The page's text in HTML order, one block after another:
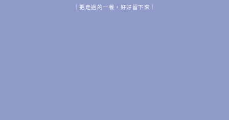
｜把走過的一餐，好好留下來｜